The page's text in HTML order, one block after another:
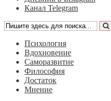
Канал Telegram
Психология
Вдохновение
Саморазвитие
Философия
Достаток
Мнение